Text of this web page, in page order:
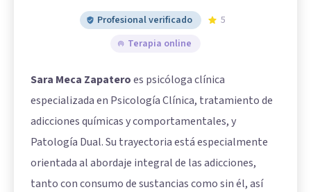
Profesional verificado
5
Terapia online
Sara Meca Zapateroes psicóloga clínica
especializada en Psicología Clínica, tratamiento de
adicciones químicas y comportamentales, y
Patología Dual. Su trayectoria está especialmente
orientada al abordaje integral de las adicciones,
tanto con consumo de sustancias como sin él, así